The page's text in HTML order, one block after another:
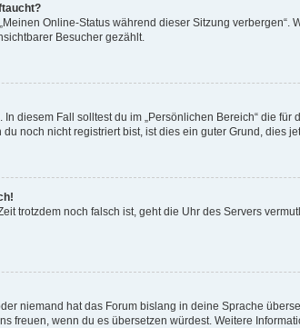
Online-Status während dieser Sitzung verbergen“.
Besucher gezählt.
diesem Fall solltest du im „Persönlichen Bereich“ die
noch nicht registriert bist, ist dies ein guter Grund, dies
trotzdem noch falsch ist, geht die Uhr des Servers
niemand hat das Forum bislang in deine Sprache
freuen, wenn du es übersetzen würdest. Weitere